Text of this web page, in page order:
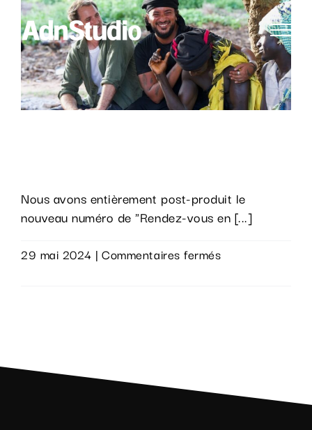
Passer
contenu
Nous avons entièrement post-produit le
nouveau numéro de "Rendez-vous en [...]
29 mai 2024 | Commentaires ferméssur